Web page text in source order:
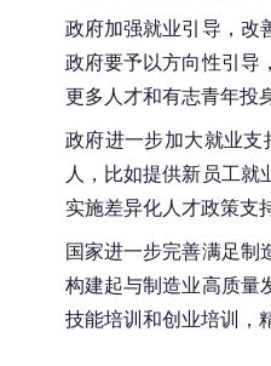
政府加强就业引导，改
政府要予以方向性引导
更多人才和有志青年投
政府进一步加大就业
人，比如提供新员工就
实施差异化人才政策支
国家进一步完善满足制
构建起与制造业高质量
技能培训和创业培训，